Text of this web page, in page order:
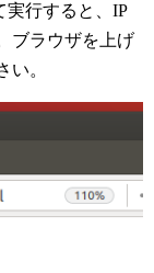
実行すると、IP
ブラウザを上げ
い。